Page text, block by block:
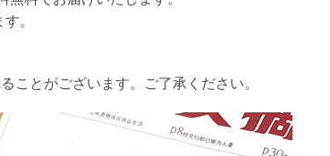
。
ことがございます。ご了承ください。